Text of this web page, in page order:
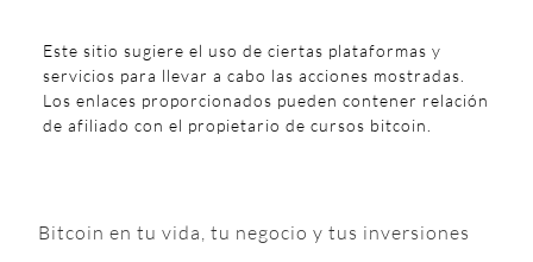
Este sitio sugiere el uso de ciertas plataformas y
servicios para llevar a cabo las acciones mostradas.
Los enlaces proporcionados pueden contener relación
de afiliado con el propietario de cursos bitcoin.
Bitcoin en tu vida, tu negocio y tus inversiones